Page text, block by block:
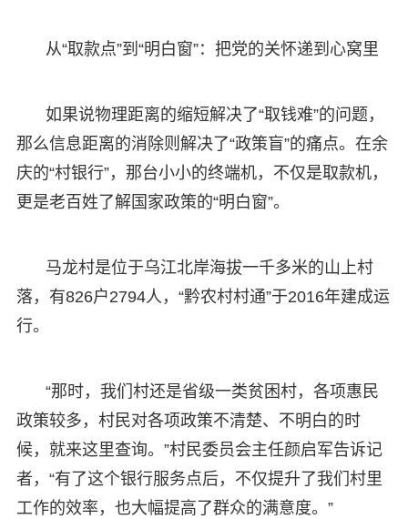
从“取款点”到“明白窗”：把党的关怀递到心窝里
如果说物理距离的缩短解决了“取钱难”的问题，
那么信息距离的消除则解决了“政策盲”的痛点。在余
庆的“村银行”，那台小小的终端机，不仅是取款机，
更是老百姓了解国家政策的“明白窗”。
马龙村是位于乌江北岸海拔一千多米的山上村
落，有826户2794人，“黔农村村通”于2016年建成运
行。
“那时，我们村还是省级一类贫困村，各项惠民
政策较多，村民对各项政策不清楚、不明白的时
候，就来这里查询。”村民委员会主任颜启军告诉记
者，“有了这个银行服务点后，不仅提升了我们村里
工作的效率，也大幅提高了群众的满意度。”